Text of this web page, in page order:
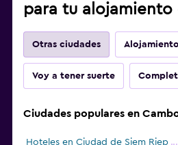
para tu alojamiento
Otras ciudades
Voy a tener suerte
Ciudades populares en
Hoteles en Ciudad de Siem Riep